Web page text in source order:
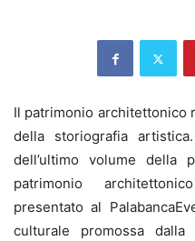
Il patrimonio architettonico
della storiografia
dell’ultimo volume della
patrimonio
presentato al
culturale promossa